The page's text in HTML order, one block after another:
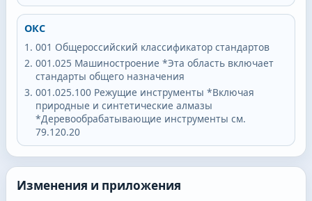
ОКС
001 Общероссийский классификатор стандартов
001.025 Машиностроение *Эта область включает
стандарты общего назначения
001.025.100 Режущие инструменты *Включая
природные и синтетические алмазы
*Деревообрабатывающие инструменты см.
79.120.20
Изменения и приложения